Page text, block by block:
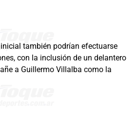
también podrían efectuarse
con la inclusión de un delantero
a Guillermo Villalba como la